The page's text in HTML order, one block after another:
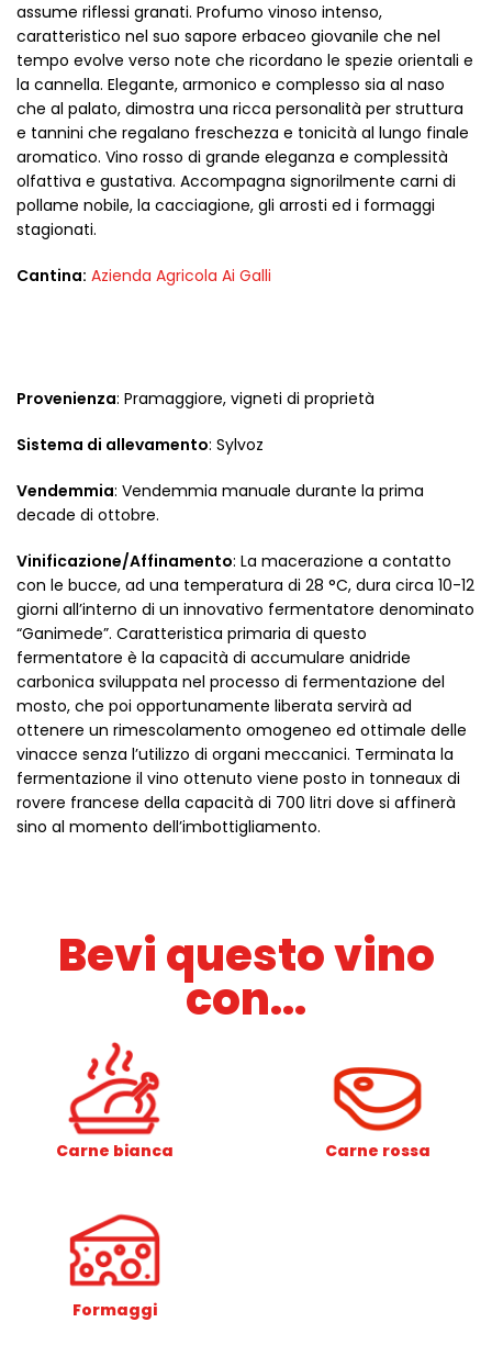
assume riflessi granati. Profumo vinoso intenso,
caratteristico nel suo sapore erbaceo giovanile che nel
tempo evolve verso note che ricordano le spezie orientali e
la cannella. Elegante, armonico e complesso sia al naso
che al palato, dimostra una ricca personalità per struttura
e tannini che regalano freschezza e tonicità al lungo finale
aromatico. Vino rosso di grande eleganza e complessità
olfattiva e gustativa. Accompagna signorilmente carni di
pollame nobile, la cacciagione, gli arrosti ed i formaggi
stagionati.
Cantina: Azienda Agricola Ai Galli
Provenienza: Pramaggiore, vigneti di proprietà
Sistema di allevamento: Sylvoz
Vendemmia: Vendemmia manuale durante la prima
decade di ottobre.
Vinificazione/Affinamento: La macerazione a contatto
con le bucce, ad una temperatura di 28 °C, dura circa 10-12
giorni all’interno di un innovativo fermentatore denominato
“Ganimede”. Caratteristica primaria di questo
fermentatore è la capacità di accumulare anidride
carbonica sviluppata nel processo di fermentazione del
mosto, che poi opportunamente liberata servirà ad
ottenere un rimescolamento omogeneo ed ottimale delle
vinacce senza l’utilizzo di organi meccanici. Terminata la
fermentazione il vino ottenuto viene posto in tonneaux di
rovere francese della capacità di 700 litri dove si affinerà
sino al momento dell’imbottigliamento.
Bevi questo vino
con...
Carne bianca Carne rossa
Formaggi